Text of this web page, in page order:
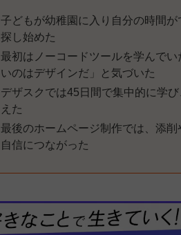
子どもが幼稚園に入り自分の時間
探し始めた
最初はノーコードツールを学んで
いのはデザインだ」と気づいた
デザスクでは45日間で集中的に学
えた
最後のホームページ制作では、添
自信につながった